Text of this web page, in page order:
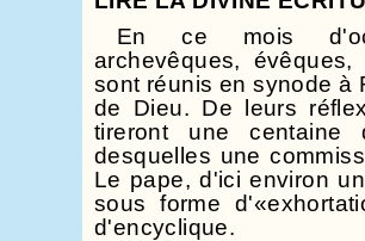
En ce mois
archevêques,
sont réunis en synode à
de Dieu. De leurs
tireront une
desquelles une
Le pape, d'ici environ
sous forme
d'encyclique.